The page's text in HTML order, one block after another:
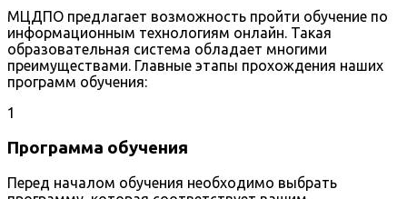
МЦДПО предлагает возможность пройти обучение по
информационным технологиям онлайн. Такая
образовательная система обладает многими
преимуществами. Главные этапы прохождения наших
программ обучения:
1
Программа обучения
Перед началом обучения необходимо выбрать